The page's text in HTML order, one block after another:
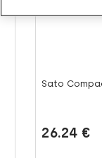
Sato
26.24 €